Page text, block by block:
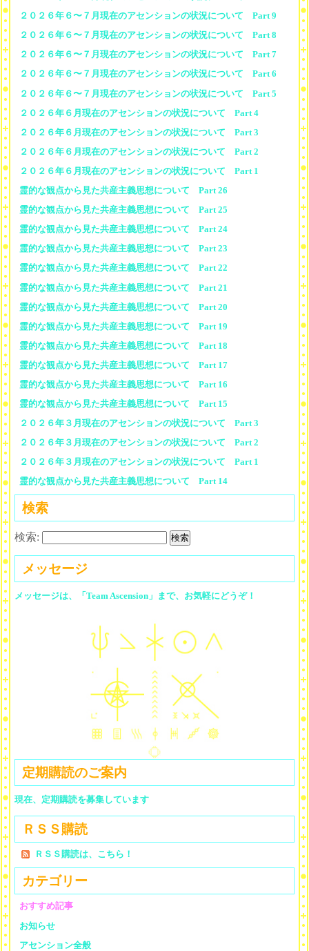
２０２６年６〜７月現在のアセンションの状況について Part 9
２０２６年６〜７月現在のアセンションの状況について Part 8
２０２６年６〜７月現在のアセンションの状況について Part 7
２０２６年６〜７月現在のアセンションの状況について Part 6
２０２６年６〜７月現在のアセンションの状況について Part 5
２０２６年６月現在のアセンションの状況について Part 4
２０２６年６月現在のアセンションの状況について Part 3
２０２６年６月現在のアセンションの状況について Part 2
２０２６年６月現在のアセンションの状況について Part 1
霊的な観点から見た共産主義思想について Part 26
霊的な観点から見た共産主義思想について Part 25
霊的な観点から見た共産主義思想について Part 24
霊的な観点から見た共産主義思想について Part 23
霊的な観点から見た共産主義思想について Part 22
霊的な観点から見た共産主義思想について Part 21
霊的な観点から見た共産主義思想について Part 20
霊的な観点から見た共産主義思想について Part 19
霊的な観点から見た共産主義思想について Part 18
霊的な観点から見た共産主義思想について Part 17
霊的な観点から見た共産主義思想について Part 16
霊的な観点から見た共産主義思想について Part 15
２０２６年３月現在のアセンションの状況について Part 3
２０２６年３月現在のアセンションの状況について Part 2
２０２６年３月現在のアセンションの状況について Part 1
霊的な観点から見た共産主義思想について Part 14
検索
検索:
メッセージ
メッセージは、「Team Ascension」まで、お気軽にどうぞ！
定期購読のご案内
現在、定期購読を募集しています
ＲＳＳ購読
ＲＳＳ購読は、こちら！
カテゴリー
おすすめ記事
お知らせ
アセンション全般